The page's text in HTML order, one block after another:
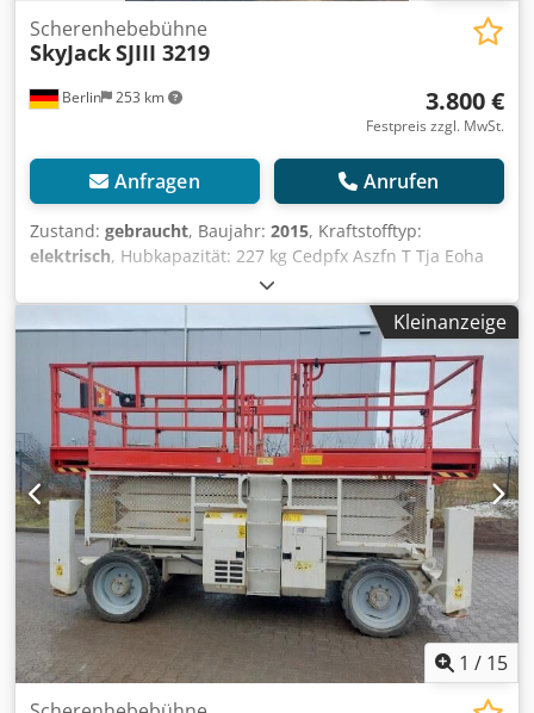
Berlin 253 km
Scherenhebebühne
SkyJackSJIII 3219
3.800 €
Festpreis zzgl. MwSt.
Anfragen Anrufen
Zustand: gebraucht, Baujahr: 2015, Kraftstofftyp:
elektrisch, Hubkapazität: 227 kg Cedpfx Aszfn T Tja Eoha
Wenden Sie sich an Gebrauchtgeräte Center, um weitere
Informationen zu erhalten. DE01
Kleinanzeige
1 / 15